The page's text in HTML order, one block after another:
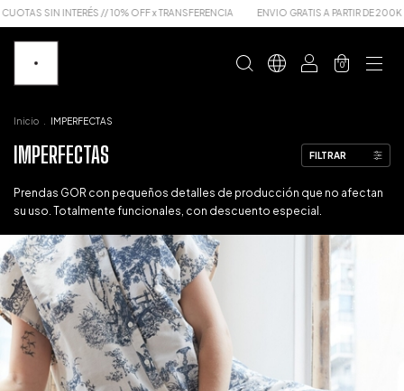
SIN INTERÉS // 10% OFF x TRANSFERENCIA ENVIO GRATIS A PARTIR DE 200K
0
Inicio IMPERFECTAS
IMPERFECTAS FILTRAR
Prendas GOR con pequeños detalles de producción que no afectan
su uso. Totalmente funcionales, con descuento especial.